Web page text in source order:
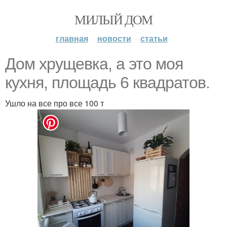
МИЛЫЙ ДОМ
главная новости статьи
Дом хрущевка, а это моя
кухня, площадь 6 квадратов.
Ушло на все про все 100 т